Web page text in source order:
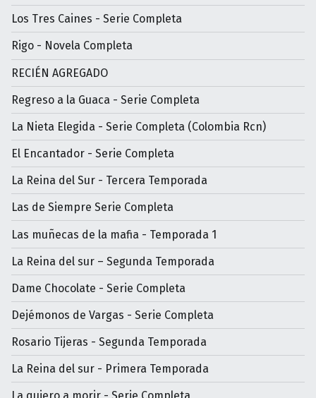
Los Tres Caines - Serie Completa
Rigo - Novela Completa
RECIÉN AGREGADO
Regreso a la Guaca - Serie Completa
La Nieta Elegida - Serie Completa (Colombia Rcn)
El Encantador - Serie Completa
La Reina del Sur - Tercera Temporada
Las de Siempre Serie Completa
Las muñecas de la mafia - Temporada 1
La Reina del sur – Segunda Temporada
Dame Chocolate - Serie Completa
Dejémonos de Vargas - Serie Completa
Rosario Tijeras - Segunda Temporada
La Reina del sur - Primera Temporada